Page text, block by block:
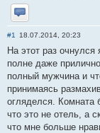
Отправить
#1 18.07.2014, 20:23
На этот раз очнулся
полне даже
полный мужчина и
принимаясь
огляделся. Комната
что это не отель, а
что мне больше